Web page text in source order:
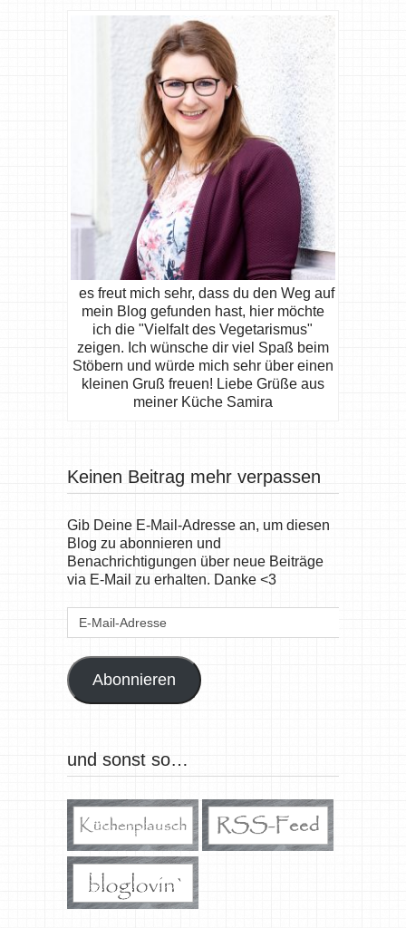
es freut mich sehr, dass du den Weg auf
mein Blog gefunden hast, hier möchte
ich die "Vielfalt des Vegetarismus"
zeigen. Ich wünsche dir viel Spaß beim
Stöbern und würde mich sehr über einen
kleinen Gruß freuen! Liebe Grüße aus
meiner Küche Samira
Keinen Beitrag mehr verpassen
Gib Deine E-Mail-Adresse an, um diesen
Blog zu abonnieren und
Benachrichtigungen über neue Beiträge
via E-Mail zu erhalten. Danke <3
E-
Abonnieren
und sonst so…